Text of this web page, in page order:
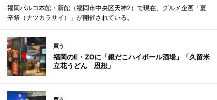
福岡パルコ本館・新館（福岡市中央区天神2）で現在、グルメ企画「夏
辛祭（ナツカラサイ）」が開催されている。
買う
福岡のE・ZOに「銀だこハイボール酒場」「久留米
立花うどん 恩想」